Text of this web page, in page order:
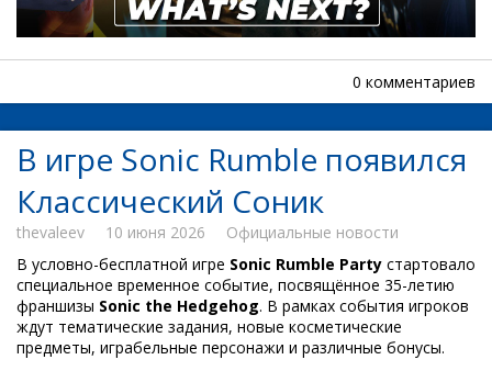
0 комментариев
В игре Sonic Rumble появился
Классический Соник
thevaleev 10 июня 2026
Официальные новости
В условно-бесплатной игре Sonic Rumble Party стартовало
специальное временное событие, посвящённое 35-летию
франшизы Sonic the Hedgehog. В рамках события игроков
ждут тематические задания, новые косметические
предметы, играбельные персонажи и различные бонусы.